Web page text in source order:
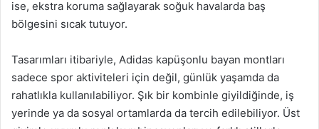
ise, ekstra koruma sağlayarak soğuk havalarda baş
bölgesini sıcak tutuyor.
Tasarımları itibariyle, Adidas kapüşonlu bayan montları
sadece spor aktiviteleri için değil, günlük yaşamda da
rahatlıkla kullanılabiliyor. Şık bir kombinle giyildiğinde, iş
yerinde ya da sosyal ortamlarda da tercih edilebiliyor. Üst